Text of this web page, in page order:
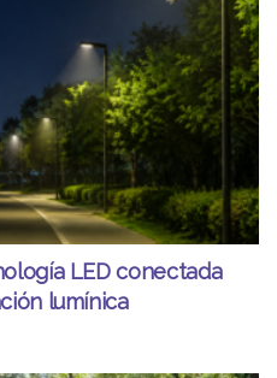
LED conectada
lumínica